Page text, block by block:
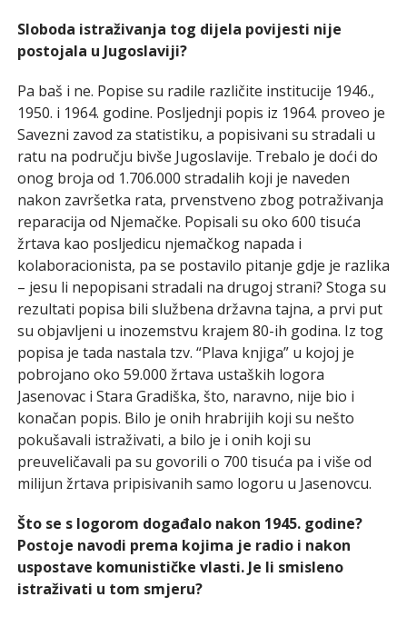
Sloboda istraživanja tog dijela povijesti nije
postojala u Jugoslaviji?
Pa baš i ne. Popise su radile različite institucije 1946.,
1950. i 1964. godine. Posljednji popis iz 1964. proveo je
Savezni zavod za statistiku, a popisivani su stradali u
ratu na području bivše Jugoslavije. Trebalo je doći do
onog broja od 1.706.000 stradalih koji je naveden
nakon završetka rata, prvenstveno zbog potraživanja
reparacija od Njemačke. Popisali su oko 600 tisuća
žrtava kao posljedicu njemačkog napada i
kolaboracionista, pa se postavilo pitanje gdje je razlika
– jesu li nepopisani stradali na drugoj strani? Stoga su
rezultati popisa bili službena državna tajna, a prvi put
su objavljeni u inozemstvu krajem 80-ih godina. Iz tog
popisa je tada nastala tzv. “Plava knjiga” u kojoj je
pobrojano oko 59.000 žrtava ustaških logora
Jasenovac i Stara Gradiška, što, naravno, nije bio i
konačan popis. Bilo je onih hrabrijih koji su nešto
pokušavali istraživati, a bilo je i onih koji su
preuveličavali pa su govorili o 700 tisuća pa i više od
milijun žrtava pripisivanih samo logoru u Jasenovcu.
Što se s logorom događalo nakon 1945. godine?
Postoje navodi prema kojima je radio i nakon
uspostave komunističke vlasti. Je li smisleno
istraživati u tom smjeru?